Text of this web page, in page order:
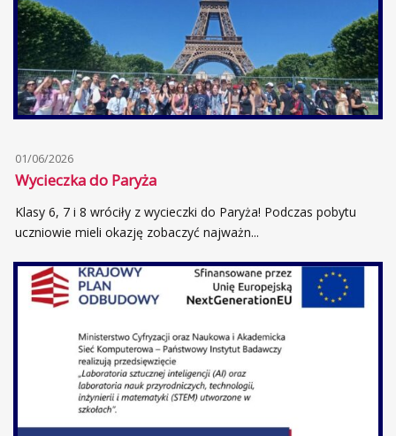
01/06/2026
Wycieczka do Paryża
Klasy 6, 7 i 8 wróciły z wycieczki do Paryża! Podczas pobytu
uczniowie mieli okazję zobaczyć najważn...